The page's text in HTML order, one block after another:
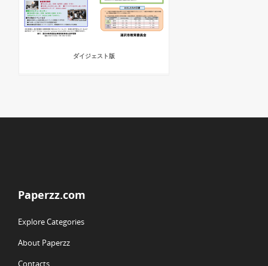
ダイジェスト版
Paperzz.com
Explore Categories
About Paperzz
Contacts